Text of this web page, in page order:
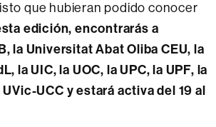
que hubieran podido conocer
edición, encontrarás a
la Universitat Abat Oliba CEU, la
la UIC, la UOC, la UPC, la UPF, la
UVic-UCC y estará activa del 19 al